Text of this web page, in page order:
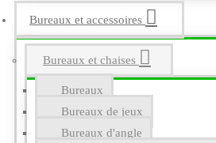
Bureaux et accessoires
Bureaux et chaises
Bureaux
Bureaux de jeux
Bureaux d'angle